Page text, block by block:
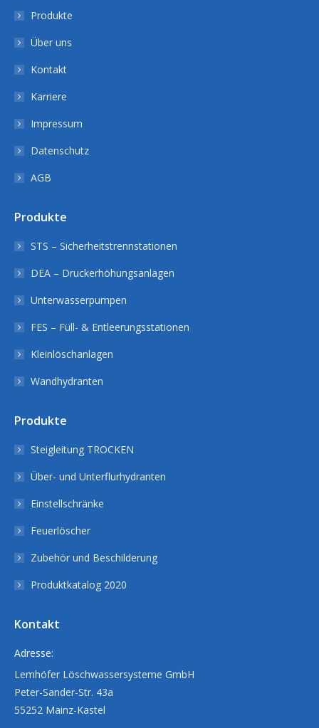
Produkte
Über uns
Kontakt
Karriere
Impressum
Datenschutz
AGB
Produkte
STS – Sicherheitstrennstationen
DEA – Druckerhöhungsanlagen
Unterwasserpumpen
FES – Füll- & Entleerungsstationen
Kleinlöschanlagen
Wandhydranten
Produkte
Steigleitung TROCKEN
Über- und Unterflurhydranten
Einstellschränke
Feuerlöscher
Zubehör und Beschilderung
Produktkatalog 2020
Kontakt
Adresse:
Lemhöfer Löschwassersysteme GmbH
Peter-Sander-Str. 43a
55252 Mainz-Kastel